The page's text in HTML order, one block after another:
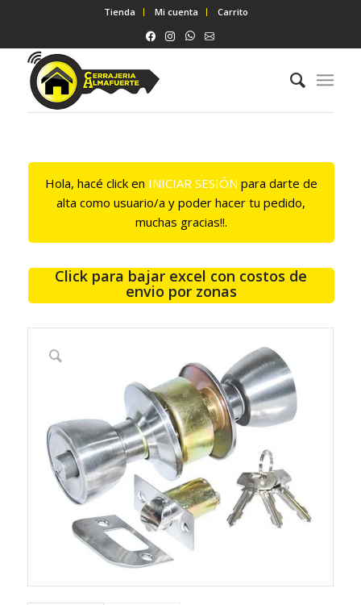
Tienda Mi cuenta Carrito
Hola, hacé click en INICIAR SESIÓN para darte de
alta como usuario/a y poder hacer tu pedido,
muchas gracias!!.
Click para bajar excel con costos de
envio por zonas